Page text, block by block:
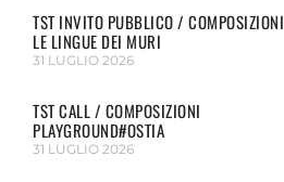
TST INVITO PUBBLICO / COMPOSIZIONI
LE LINGUE DEI MURI
31 LUGLIO 2026
TST CALL / COMPOSIZIONI
PLAYGROUND#OSTIA
31 LUGLIO 2026